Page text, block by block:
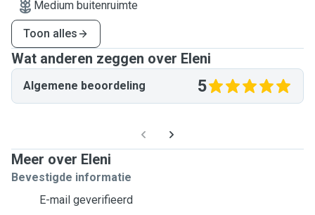
Medium buitenruimte
Toon alles
Wat anderen zeggen over Eleni
Algemene beoordeling 5
Meer over Eleni
Bevestigde informatie
E-mail geverifieerd